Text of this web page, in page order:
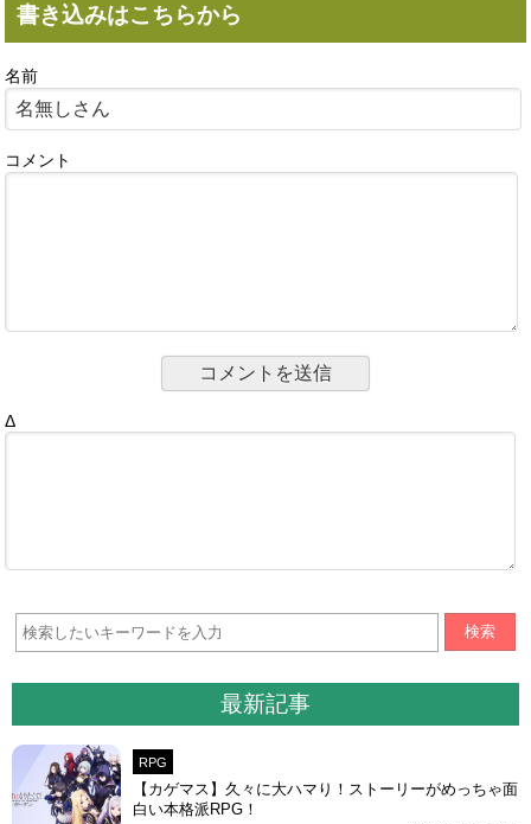
書き込みはこちらから
名前
コメント
Δ
検索
最新記事
RPG
【カゲマス】久々に大ハマり！ストーリーがめっちゃ面
白い本格派RPG！